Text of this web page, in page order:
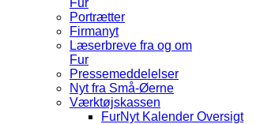
Fur
Portrætter
Firmanyt
Læserbreve fra og om
Fur
Pressemeddelelser
Nyt fra Små-Øerne
Værktøjskassen
FurNyt Kalender Oversigt